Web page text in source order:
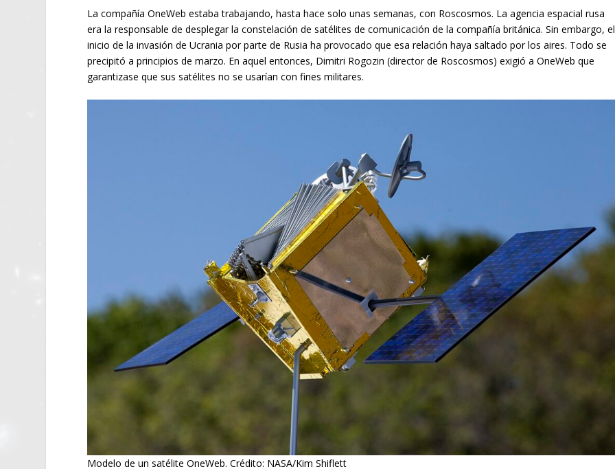
La compañía OneWeb estaba trabajando, hasta hace solo unas semanas, con Roscosmos. La agencia espacial rusa
era la responsable de desplegar la constelación de satélites de comunicación de la compañía británica. Sin embargo, el
inicio de la invasión de Ucrania por parte de Rusia ha provocado que esa relación haya saltado por los aires. Todo se
precipitó a principios de marzo. En aquel entonces, Dimitri Rogozin (director de Roscosmos) exigió a OneWeb que
garantizase que sus satélites no se usarían con fines militares.
Modelo de un satélite OneWeb. Crédito: NASA/Kim Shiflett